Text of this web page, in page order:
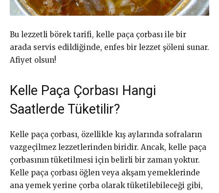
Bu lezzetli börek tarifi, kelle paça çorbası ile bir
arada servis edildiğinde, enfes bir lezzet şöleni sunar.
Afiyet olsun!
Kelle Paça Çorbası Hangi
Saatlerde Tüketilir?
Kelle paça çorbası, özellikle kış aylarında sofraların
vazgeçilmez lezzetlerinden biridir. Ancak, kelle paça
çorbasının tüketilmesi için belirli bir zaman yoktur.
Kelle paça çorbası öğlen veya akşam yemeklerinde
ana yemek yerine çorba olarak tüketilebileceği gibi,